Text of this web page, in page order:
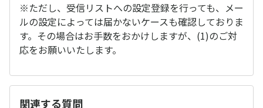
※ただし、受信リストへの設定登録を行っても、メー
ルの設定によっては届かないケースも確認しておりま
す。その場合はお手数をおかけしますが、(1)のご対
応をお願いいたします。
関連する質問